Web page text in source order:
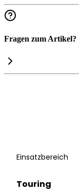
Fragen zum Artikel?
Einsatzbereich
Touring